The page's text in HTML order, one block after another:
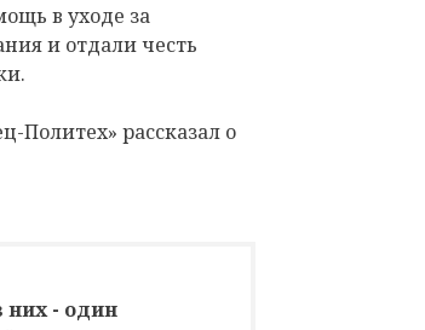
в уходе за
и отдали честь
Политех» рассказал о
них - один